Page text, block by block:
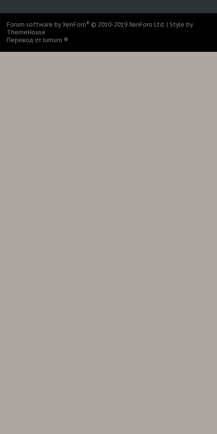
Forum software by XenForo® © 2010-2019 XenForo Ltd. | Style by
ThemeHouse
Перевод от Jumuro ®